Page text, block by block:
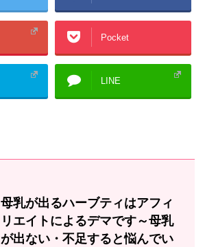
Pocket
LINE
母乳が出るハーブティはアフィ
リエイトによるデマです～母乳
が出ない・不足すると悩んでい